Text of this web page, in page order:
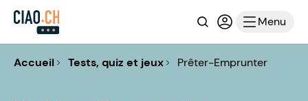
RechercheConnexion
Menu
Accueil Tests, quiz et jeux Prêter-Emprunter